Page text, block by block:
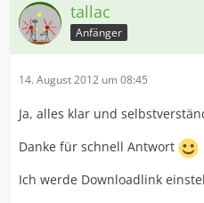
tallac
Anfänger
14. August 2012 um 08:45
Ja, alles klar und
Danke für schnell Antwort
Ich werde Downloadlink